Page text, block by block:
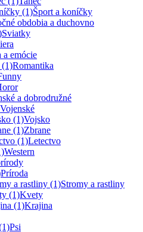
Šport a koníčky
obdobia a duchovno
Sviatky
a emócie
Romantika
a dobrodružné
Vojenské
Vojsko
Zbrane
Letectvo
Western
Príroda
Stromy a rastliny
Kvety
Krajina
Psi